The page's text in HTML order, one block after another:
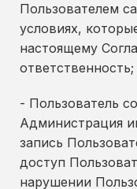
Пользователем
условиях,
настоящему
ответственность;
- Пользователь
Администрация
запись
доступ
нарушении